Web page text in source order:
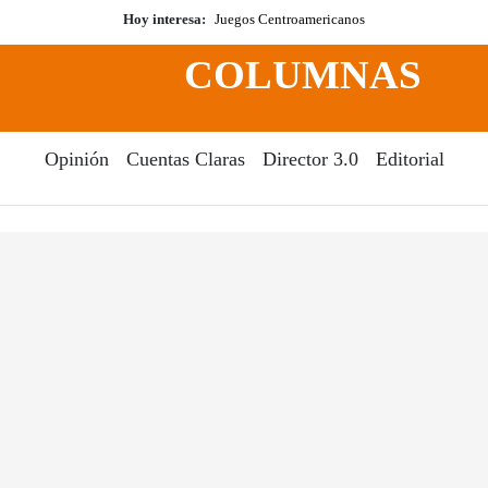
Hoy interesa: Juegos Centroamericanos
COLUMNAS
Opinión Cuentas Claras Director 3.0 Editorial